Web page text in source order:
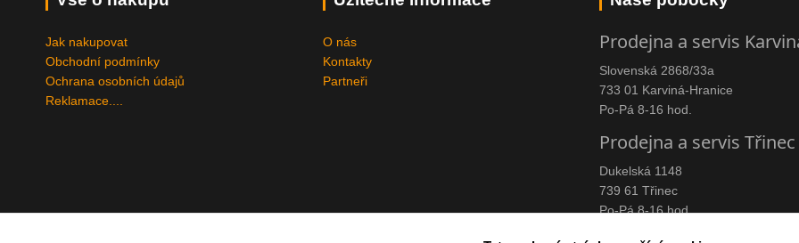
Jak nakupovat
Obchodní podmínky
Ochrana osobních údajů
Reklamace....
O nás
Kontakty
Partneři
Prodejna a servis
Slovenská 2868/33a
733 01 Karviná-Hranice
Po-Pá 8-16 hod.
Prodejna a servis Třinec
Dukelská 1148
739 61 Třinec
Po-Pá 8-16 hod.